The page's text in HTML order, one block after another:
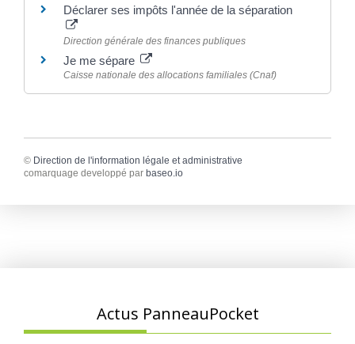
Déclarer ses impôts l'année de la séparation
Direction générale des finances publiques
Je me sépare
Caisse nationale des allocations familiales (Cnaf)
© Direction de l'information légale et administrative
comarquage developpé par baseo.io
Actus PanneauPocket